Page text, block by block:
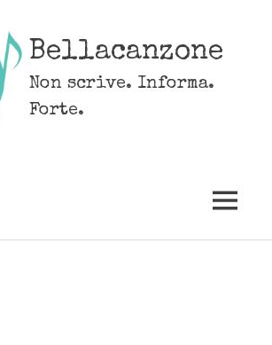
Bellacanzone
Non scrive. Informa.
Forte.
MENU